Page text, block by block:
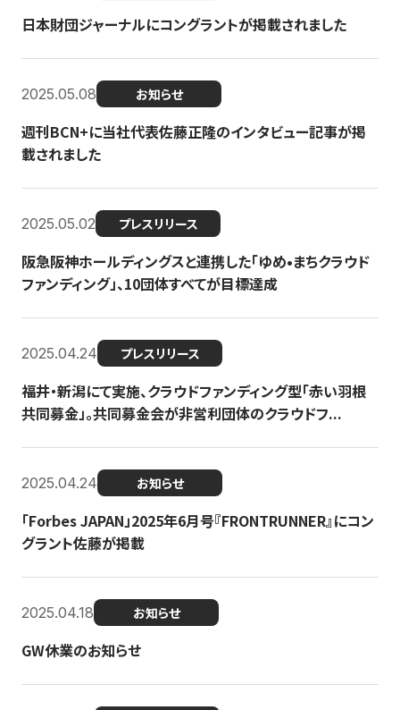
日本財団ジャーナルにコングラントが掲載されました
2025.05.08 お知らせ
週刊BCN+に当社代表佐藤正隆のインタビュー記事が掲
載されました
2025.05.02 プレスリリース
阪急阪神ホールディングスと連携した「ゆめ•まちクラウド
ファンディング」、10団体すべてが目標達成
2025.04.24 プレスリリース
福井・新潟にて実施、クラウドファンディング型「赤い羽根
共同募金」。共同募金会が非営利団体のクラウドフ...
2025.04.24 お知らせ
「Forbes JAPAN」2025年6月号『FRONTRUNNER』にコン
グラント佐藤が掲載
2025.04.18 お知らせ
GW休業のお知らせ